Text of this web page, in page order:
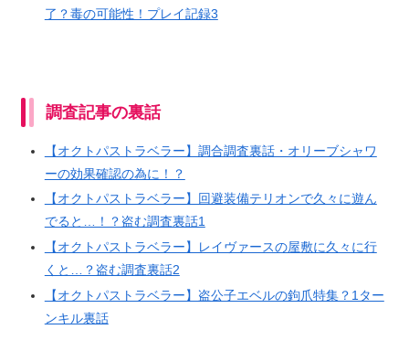
了？毒の可能性！プレイ記録3
調査記事の裏話
【オクトパストラベラー】調合調査裏話・オリーブシャワ
ーの効果確認の為に！？
【オクトパストラベラー】回避装備テリオンで久々に遊ん
でると…！？盗む調査裏話1
【オクトパストラベラー】レイヴァースの屋敷に久々に行
くと…？盗む調査裏話2
【オクトパストラベラー】盗公子エベルの鉤爪特集？1ター
ンキル裏話